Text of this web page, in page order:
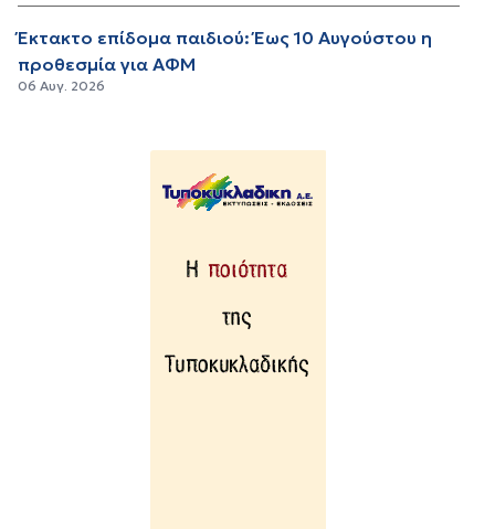
Έκτακτο επίδομα παιδιού: Έως 10 Αυγούστου η
προθεσμία για ΑΦΜ
06 Αυγ. 2026